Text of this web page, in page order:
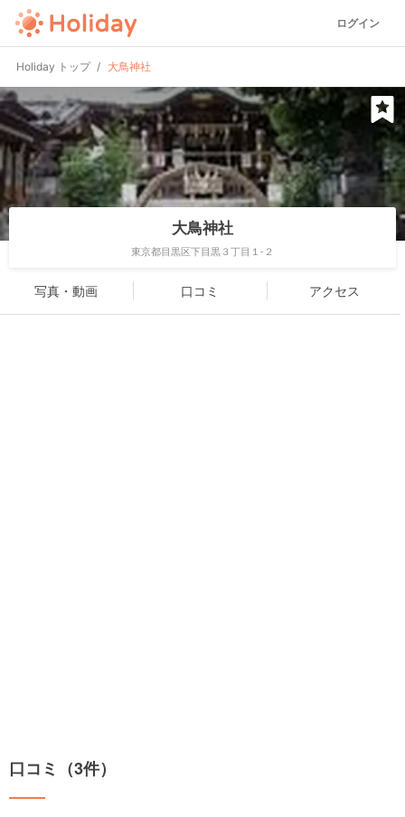
ログイン
Holiday トップ 大鳥神社
大鳥神社
東京都目黒区下目黒３丁目１-２
写真・動画 口コミ アクセス
口コミ（3件）